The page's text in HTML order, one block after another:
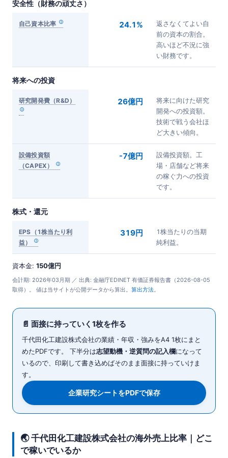
安全性（財務の頑丈さ）
自己資本比率 24.1%
返さなくてよい自
前の資本の割合。
高いほど不況に強
い財務です。
将来への投資
研究開発費（R&D） 26億円
将来に向けた研究
開発への投資額。
技術で戦う会社ほ
ど大きい傾向。
設備投資額
（CAPEX）
-7億円
設備投資額。工
場・店舗など将来
の稼ぐ力への投資
です。
株式・還元
EPS（1株当たり利
益）
319円
1株当たりの当期
純利益。
資本金: 150億円
会計期: 2026年03月期 ／ 出典: 金融庁EDINET 有価証券報告書（2026-08-05
取得）。 値は当サイトが公開データから算出。 算出方法
📄 面接に持っていく1枚を作る
千代田化工建設株式会社の業績・年収・強みをA4 1枚にまと
めたPDFです。 下半分は志望動機・逆質問の記入欄になって
いるので、印刷して書き込めばそのまま面接に持っていけま
す。
企業研究シートをPDFで保存
🌏 千代田化工建設株式会社の海外売上比率｜どこ
で稼いでいるか